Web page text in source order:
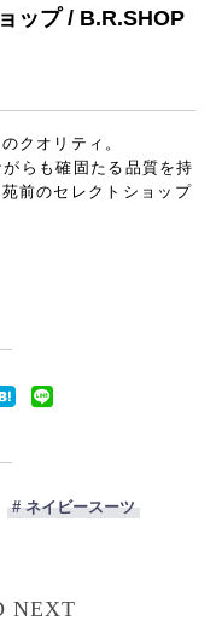
ップ / B.R.SHOP
クオリティ。
らも確固たる品質を持
前のセレクトショップ
# ネイビースーツ
NEXT